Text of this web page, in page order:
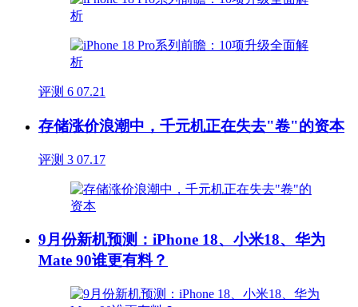
评测 6 07.21
存储涨价浪潮中，千元机正在失去"卷"的资本
评测 3 07.17
9月份新机预测：iPhone 18、小米18、华为
Mate 90谁更有料？